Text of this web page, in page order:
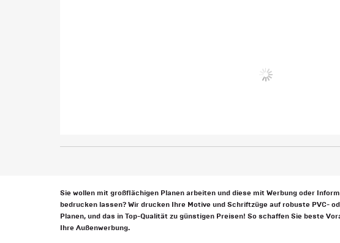
Sie wollen mit großflächigen Planen arbeiten und diese mit Werbung oder
bedrucken lassen? Wir drucken Ihre Motive und Schriftzüge auf robuste PVC-
Planen, und das in Top-Qualität zu günstigen Preisen! So schaffen Sie beste
Ihre Außenwerbung.